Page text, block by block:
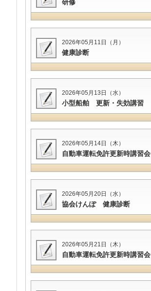
研修
2026年05月11日（月）
健康診断
2026年05月13日（水）
小型船舶 更新・失効講習
2026年05月14日（木）
自動車運転免許更新時講習会
2026年05月20日（水）
協会けんぽ 健康診断
2026年05月21日（木）
自動車運転免許更新時講習会